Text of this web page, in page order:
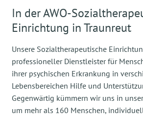
In der AWO-
Einrichtung in Traunreut
Unsere Sozialtherapeutische
professioneller Dienstleister für
ihrer psychischen Erkrankung in
Lebensbereichen Hilfe und
Gegenwärtig kümmern wir uns in
um mehr als 160 Menschen,